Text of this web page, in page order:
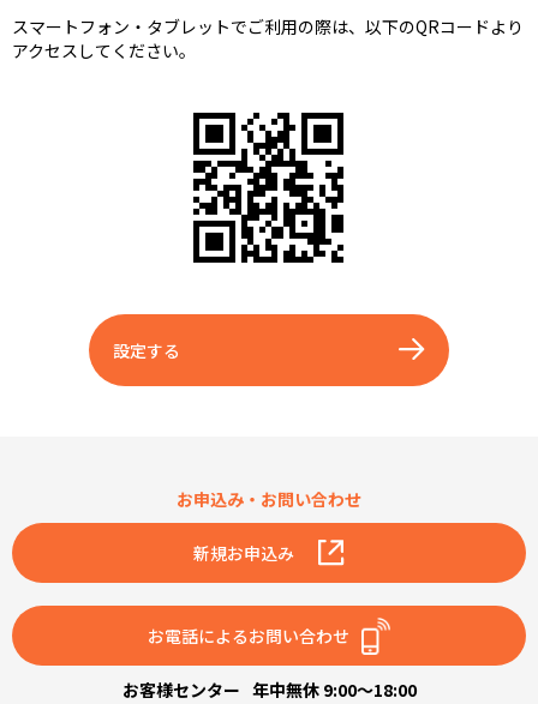
スマートフォン・タブレットでご利用の際は、以下のQRコードより
アクセスしてください。
設定する
お申込み・お問い合わせ
新規お申込み
お電話によるお問い合わせ
お客様センター 年中無休 9:00～18:00